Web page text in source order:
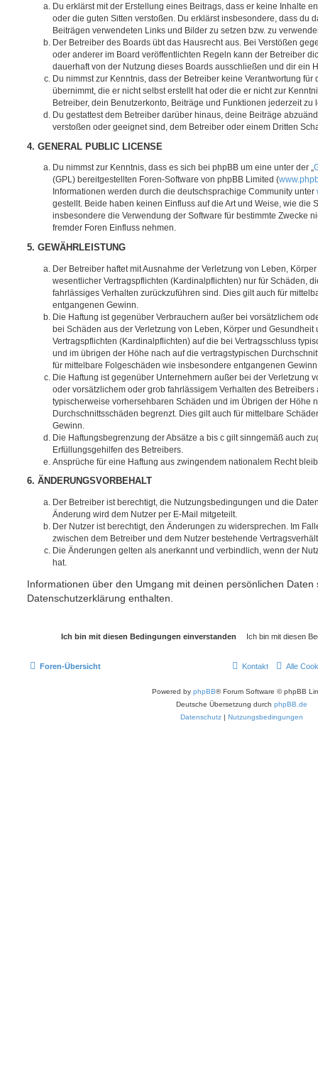
Du erklärst mit der Erstellung eines Beitrags, dass er keine Inhalte
oder die guten Sitten verstoßen. Du erklärst insbesondere, dass du
Beiträgen verwendeten Links und Bilder zu setzen bzw. zu
Der Betreiber des Boards übt das Hausrecht aus. Bei Verstößen
oder anderer im Board veröffentlichten Regeln kann der Betreiber
dauerhaft von der Nutzung dieses Boards ausschließen und dir ein
Du nimmst zur Kenntnis, dass der Betreiber keine Verantwortung für
übernimmt, die er nicht selbst erstellt hat oder die er nicht zur
Betreiber, dein Benutzerkonto, Beiträge und Funktionen jederzeit zu
Du gestattest dem Betreiber darüber hinaus, deine Beiträge
verstoßen oder geeignet sind, dem Betreiber oder einem Dritten
4. GENERAL PUBLIC LICENSE
Du nimmst zur Kenntnis, dass es sich bei phpBB um eine unter der „
(GPL) bereitgestellten Foren-Software von phpBB Limited (
Informationen werden durch die deutschsprachige Community unter
gestellt. Beide haben keinen Einfluss auf die Art und Weise, wie die
insbesondere die Verwendung der Software für bestimmte Zwecke
fremder Foren Einfluss nehmen.
5. GEWÄHRLEISTUNG
Der Betreiber haftet mit Ausnahme der Verletzung von Leben,
wesentlicher Vertragspflichten (Kardinalpflichten) nur für Schäden,
fahrlässiges Verhalten zurückzuführen sind. Dies gilt auch für
entgangenen Gewinn.
Die Haftung ist gegenüber Verbrauchern außer bei vorsätzlichem
bei Schäden aus der Verletzung von Leben, Körper und
Vertragspflichten (Kardinalpflichten) auf die bei Vertragsschluss
und im übrigen der Höhe nach auf die vertragstypischen
für mittelbare Folgeschäden wie insbesondere entgangenen
Die Haftung ist gegenüber Unternehmern außer bei der Verletzung
oder vorsätzlichem oder grob fahrlässigem Verhalten des Betreibers
typischerweise vorhersehbaren Schäden und im Übrigen der Höhe
Durchschnittsschäden begrenzt. Dies gilt auch für mittelbare
Gewinn.
Die Haftungsbegrenzung der Absätze a bis c gilt sinngemäß auch
Erfüllungsgehilfen des Betreibers.
Ansprüche für eine Haftung aus zwingendem nationalem Recht
6. ÄNDERUNGSVORBEHALT
Der Betreiber ist berechtigt, die Nutzungsbedingungen und die
Änderung wird dem Nutzer per E-Mail mitgeteilt.
Der Nutzer ist berechtigt, den Änderungen zu widersprechen. Im
zwischen dem Betreiber und dem Nutzer bestehende
Die Änderungen gelten als anerkannt und verbindlich, wenn der
hat.
Informationen über den Umgang mit deinen persönlichen Daten
Datenschutzerklärung enthalten.
Foren-Übersicht Alle
Kontakt
Powered by phpBB® Forum Software © phpBB
Deutsche Übersetzung durch phpBB.de
Datenschutz | Nutzungsbedingungen